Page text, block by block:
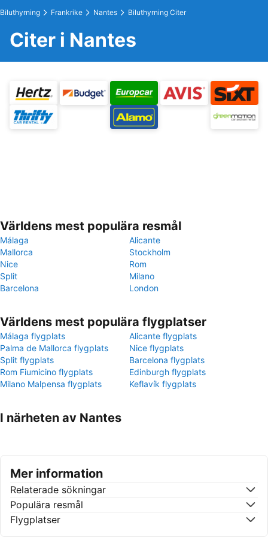
Biluthyrning Frankrike Nantes Biluthyrning Citer
Citer i Nantes
Världens mest populära resmål
Málaga
Alicante
Mallorca
Stockholm
Nice
Rom
Split
Milano
Barcelona
London
Världens mest populära flygplatser
Málaga flygplats
Alicante flygplats
Palma de Mallorca flygplats
Nice flygplats
Split flygplats
Barcelona flygplats
Rom Fiumicino flygplats
Edinburgh flygplats
Milano Malpensa flygplats
Keflavík flygplats
I närheten av Nantes
Mer information
Relaterade sökningar
Populära resmål
Flygplatser